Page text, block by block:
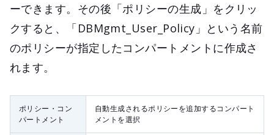
ーできます。その後「ポリシーの生成」をクリッ
クすると、「DBMgmt_User_Policy」という名前
のポリシーが指定したコンパートメントに作成さ
れます。
ポリシー・コン
パートメント
自動生成されるポリシーを追加するコンパート
メントを選択